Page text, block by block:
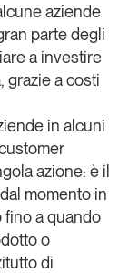
racconta in
sfide del largo
e
Tendenze
aziende
parte degli
a investire
grazie a costi
in alcuni
azione: è il
momento in
a quando
o
di